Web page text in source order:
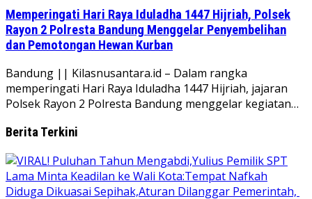
Memperingati Hari Raya Iduladha 1447 Hijriah, Polsek
Rayon 2 Polresta Bandung Menggelar Penyembelihan
dan Pemotongan Hewan Kurban
Bandung || Kilasnusantara.id – Dalam rangka
memperingati Hari Raya Iduladha 1447 Hijriah, jajaran
Polsek Rayon 2 Polresta Bandung menggelar kegiatan…
Berita Terkini